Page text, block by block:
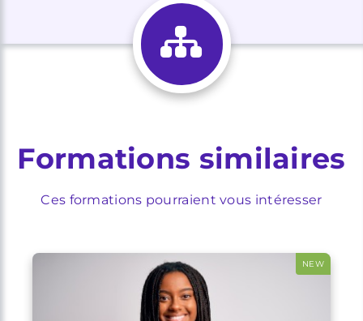
Formations similaires
Ces formations pourraient vous intéresser
NEW